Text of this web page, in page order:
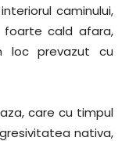
caminului,
cald afara,
loc prevazut cu
care cu timpul
nativa,